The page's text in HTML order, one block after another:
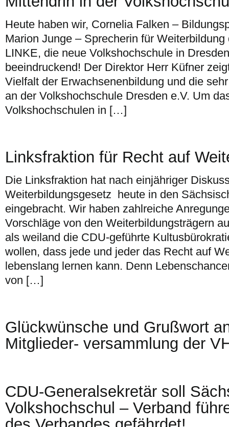
Heute haben wir, Cornelia Falken –
Marion Junge – Sprecherin für
LINKE, die neue Volkshochschule in
beeindruckend! Der Direktor Herr Küfner
Vielfalt der Erwachsenenbildung und die
an der Volkshochschule Dresden e.V. Um
Volkshochschulen in […]
Linksfraktion für Recht auf
Die Linksfraktion hat nach einjähriger
Weiterbildungsgesetz heute in den
eingebracht. Wir haben zahlreiche
Vorschläge von den Weiterbildungsträgern
als weiland die CDU-geführte
wollen, dass jede und jeder das Recht auf
lebenslang lernen kann. Denn
von […]
Glückwünsche und Grußwort
Mitglieder- versammlung der
CDU-Generalsekretär soll
Volkshochschul – Verband